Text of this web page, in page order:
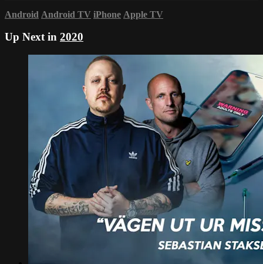
Android Android TV iPhone Apple TV
Up Next in 2020